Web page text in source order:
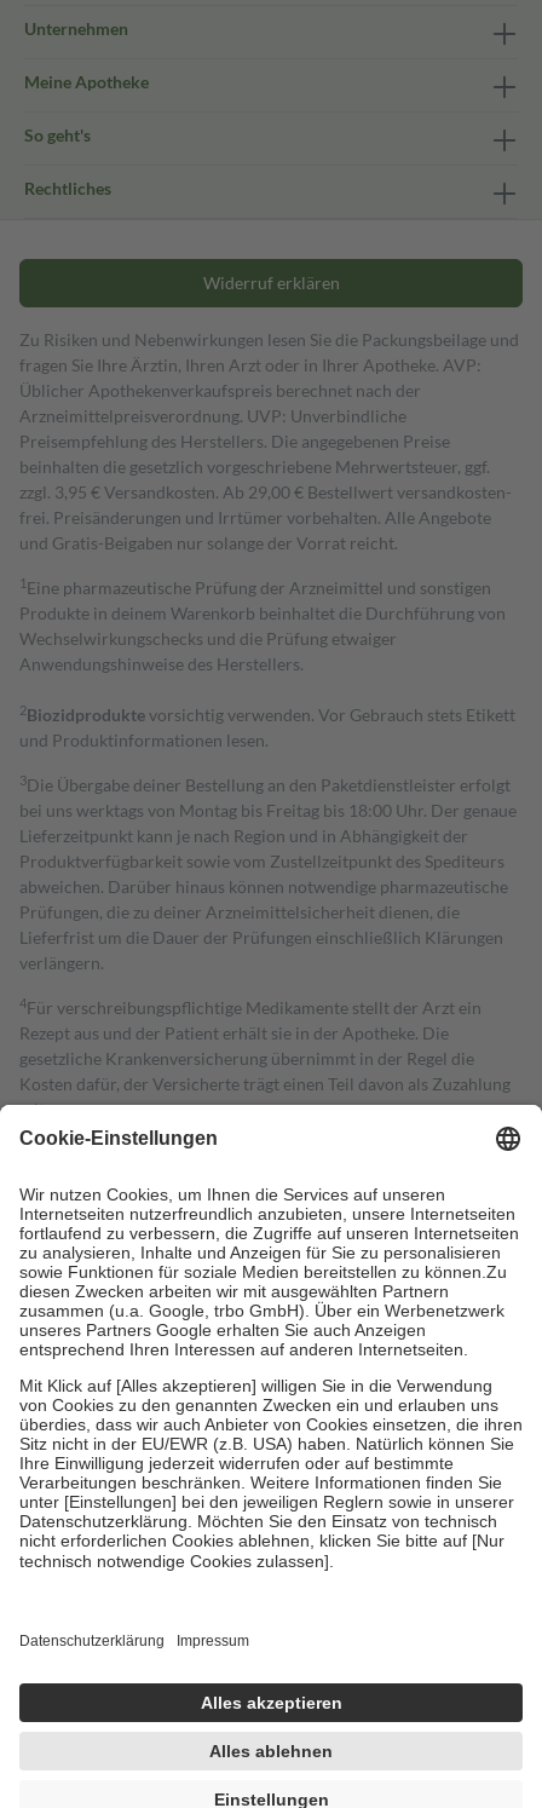
Unternehmen
Meine Apotheke
So geht's
Rechtliches
Widerruf erklären
Zu Risiken und Nebenwirkungen lesen Sie die Packungsbeilage und
fragen Sie Ihre Ärztin, Ihren Arzt oder in Ihrer Apotheke. AVP:
Üblicher Apothekenverkaufspreis berechnet nach der
Arzneimittelpreisverordnung. UVP: Unverbindliche
Preisempfehlung des Herstellers. Die angegebenen Preise
beinhalten die gesetzlich vorgeschriebene Mehrwertsteuer, ggf.
zzgl. 3,95 € Versandkosten. Ab 29,00 € Bestell­wert versand­kosten­
frei. Preisänderungen und Irrtümer vorbehalten. Alle Angebote
und Gratis-Beigaben nur solange der Vorrat reicht.
1 Eine pharmazeutische Prüfung der Arzneimittel und sonstigen
Produkte in deinem Warenkorb beinhaltet die Durchführung von
Wechselwirkungschecks und die Prüfung etwaiger
Anwendungshinweise des Herstellers.
2Biozidproduktevorsichtig verwenden. Vor Gebrauch stets Etikett
und Produktinformationen lesen.
3Die Übergabe deiner Bestellung an den Paketdienstleister erfolgt
bei uns werktags von Montag bis Freitag bis 18:00 Uhr. Der genaue
Lieferzeitpunkt kann je nach Region und in Abhängigkeit der
Produktverfügbarkeit sowie vom Zustellzeitpunkt des Spediteurs
abweichen. Darüber hinaus können notwendige pharmazeutische
Prüfungen, die zu deiner Arzneimittelsicherheit dienen, die
Lieferfrist um die Dauer der Prüfungen einschließlich Klärungen
verlängern.
4Für verschreibungspflichtige Medikamente stellt der Arzt ein
Rezept aus und der Patient erhält sie in der Apotheke. Die
gesetzliche Krankenversicherung übernimmt in der Regel die
Kosten dafür, der Versicherte trägt einen Teil davon als Zuzahlung
mit.
Grundsätzlich leisten Mitglieder Zuzahlungen in Höhe von zehn
höchstens zehn Euro.
Es sind jedoch nie mehr als die tatsächlichen
Kosten der Leistung zu entrichten.
Diese Regeln gelten grundsätzlich auch für Online-Apotheken.
Bei Heilmitteln und häuslicher Krankenpflege beträgt die
Zuzahlung zehn Prozent der Kosten sowie zehn Euro je
Verordnung.
Um das Engagement der Versicherten für ihre eigene Gesundheit zu
stärken und die besondere Stellung der Familie zu unterstützen,
fallenkeine Zuzahlungenan bei:
• Kindern und Jugendlichen bis zum vollendeten 18. Lebensjahr
mit Ausnahme der Fahrkosten
• Untersuchungen zur Vorsorge und Früherkennung, die von der
GKV getragen werden
• empfohlenen Schutzimpfungen
• Harn- und Blutteststreifen
getroffen, um sicherzustellen, dass es sich um echte Bewertungen
https://help.etrusted.com/hc/de/articles/4419944605341
Einige Bilder und Inhalte wurden unter Zuhilfenahme künstlicher